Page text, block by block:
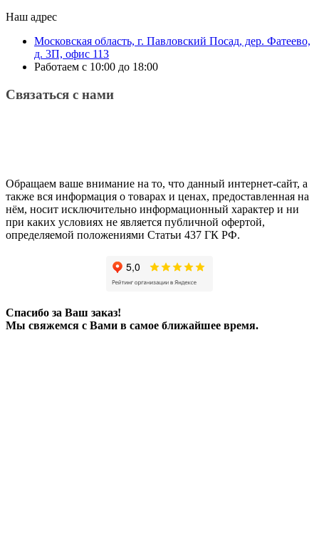
Наш адрес
Московская область, г. Павловский Посад, дер. Фатеево,
д. 3П, офис 113
Работаем с 10:00 до 18:00
Связаться с нами
Обращаем ваше внимание на то, что данный интернет-сайт, а
также вся информация о товарах и ценах, предоставленная на
нём, носит исключительно информационный характер и ни
при каких условиях не является публичной офертой,
определяемой положениями Статьи 437 ГК РФ.
Спасибо за Ваш заказ!
Мы свяжемся с Вами в самое ближайшее время.